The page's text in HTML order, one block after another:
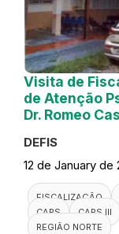
Visita de
de Atenção
Dr. Romeo
DEFIS
12 de January de
FISCALIZAÇÃO
CAPS
CAPS III
REGIÃO NORTE